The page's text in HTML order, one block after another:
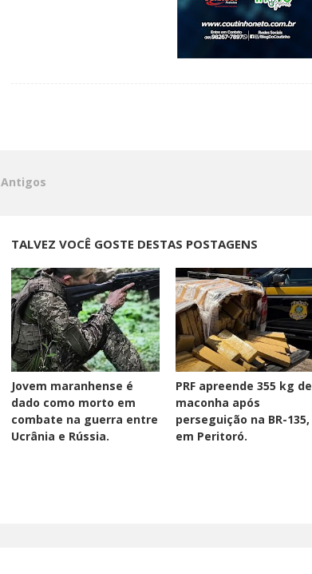
Antigos
TALVEZ VOCÊ GOSTE DESTAS POSTAGENS
Jovem maranhense é
dado como morto em
combate na guerra entre
Ucrânia e Rússia.
PRF apreende 355 kg de
maconha após
perseguição na BR-135,
em Peritoró.